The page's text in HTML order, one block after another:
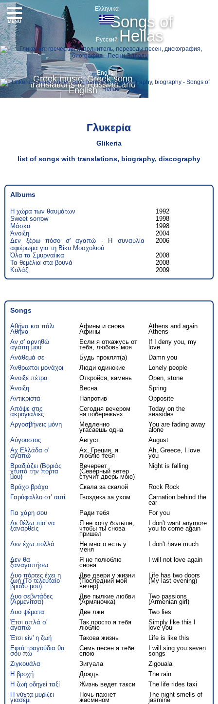
Songs of
Hellas
Greek music, Greek song
translations to Russian and
English
Ελληνικά
Русский
English
MENU
Γλυκερία
Glikeria
list of songs with translations, biography, discography
Αlbums
Η χώρα των θαυμάτων
1992
Sweet sorrow
1998
Μάσκα
1998
Άνοιξη
2004
Δεν ξέρω πόσο σ' αγαπώ - Η συναυλία
αφιέρωμα για τη Βίκυ Μοσχολιού
2006
Όλα τα Σμυρναίικα
2008
Τα θεμέλια στα βουνά
2008
Κολάζ
2009
Songs
Αθήνα και πάλι
Αθήνα
Афины и снова
Афины
Athens and again
Athens
Αν σ' αρνηθώ
αγάπη μου
Если я откажусь от
тебя, любовь моя
If I deny you, my
love
Ανάθεμά σε
Будь проклят(а)
Damn you
Άνθρωποι μονάχοι
Люди одинокие
Lonely people
Άνοιξε πέτρα
Откройся, камень
Open, stone
Άνοιξη
Весна
Spring
Αντικριστά
Напротив
Opposite
Απόψε στις
ακρογιαλιές
Сегодня вечером
на побережьях
Today on the
seasides
Αργοσβήνεις μόνη
Медленно
угасаешь одна
You are fading away
alone
Αύγουστος
Август
August
Αχ Ελλάδα σ'
αγαπώ
Ах, Греция, я
люблю тебя
Ah, Greece, I love
you
Βραδιάζει (Βοριάς
χτυπά την πόρτα
μου)
Вечереет
(Северный ветер
стучит дверь мою)
Νight is falling
Βράχο βράχο Скала за скалой
Rock Rock
Γαρύφαλλο στ’ αυτί
Гвоздика за ухом Carnation behind the
ear
Για χάρη σου
Ради тебя
For you
Δε θέλω πια να
ξαναρθείς
Я не хочу больше,
чтобы ты снова
пришел
I don't want anymore
you to come again
Δεν έχω πολλά Не много есть у
меня
I don't have much
Δεν θα
ξαναγαπήσω
Я не полюблю
снова
I will not love again
Δυο πόρτες έχει η
ζωή (Το τελευταίο
βράδυ μου)
Две двери у жизни
(Последний мой
вечер)
Life has two doors
(My last evening)
Δυο σεβντάδες
(Αρμενίτσα)
Две пылкие любви
(Армяночка)
Two passions
(Armenian girl)
Δυο ψέματα
Две лжи
Two lies
Έτσι απλά σ'
αγαπώ
Так просто я тебя
люблю
Simply like this I
love you
Έτσι είν' η ζωή
Такова жизнь
Life is like this
Εφτά τραγούδια θα
σου πω
Семь песен я тебе
спою
I will sing you seven
songs
Ζιγκουάλα
Зигуала
Zigouala
Η βροχή
Дождь
The rain
Η ζωή οδηγεί ταξί
Жизнь ведет такси
The life rides taxi
Η νύχτα μυρίζει
γιασεμί
Ночь пахнет
жасмином
The night smells of
jasmine